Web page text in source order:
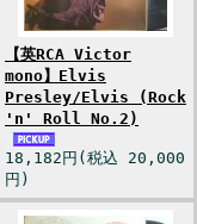
【英RCA Victor
mono】Elvis
Presley/Elvis (Rock
'n' Roll No.2)
18,182円(税込 20,000
円)